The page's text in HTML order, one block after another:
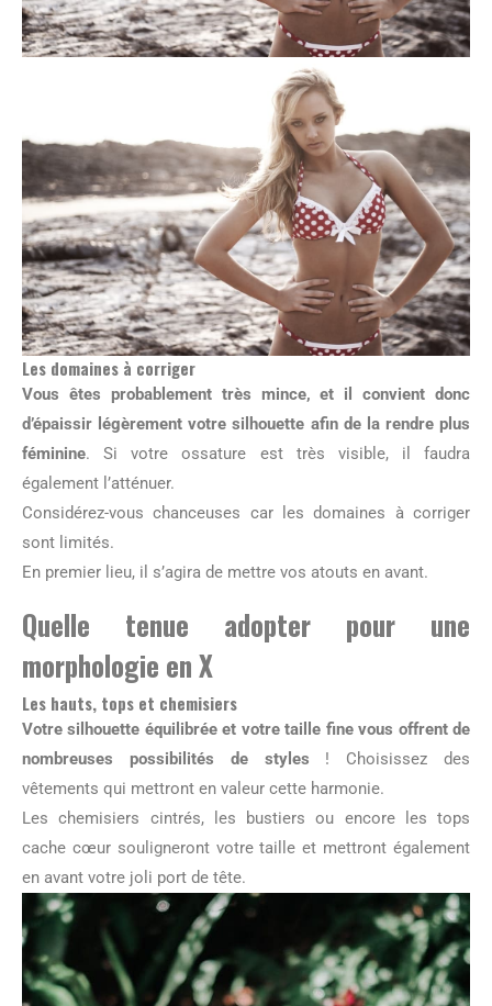
Les domaines à corriger
Vous êtes probablement très mince, et il convient donc
d’épaissir légèrement votre silhouette afin de la rendre plus
féminine. Si votre ossature est très visible, il faudra
également l’atténuer.
Considérez-vous chanceuses car les domaines à corriger
sont limités.
En premier lieu, il s’agira de mettre vos atouts en avant.
Quelle tenue adopter pour une
morphologie en X
Les hauts, tops et chemisiers
Votre silhouette équilibrée et votre taille fine vous offrent de
nombreuses possibilités de styles ! Choisissez des
vêtements qui mettront en valeur cette harmonie.
Les chemisiers cintrés, les bustiers ou encore les tops
cache cœur souligneront votre taille et mettront également
en avant votre joli port de tête.